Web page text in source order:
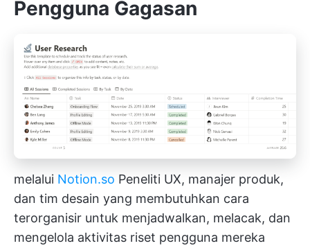
Pengguna Gagasan
melalui Notion.so Peneliti UX, manajer produk,
dan tim desain yang membutuhkan cara
terorganisir untuk menjadwalkan, melacak, dan
mengelola aktivitas riset pengguna mereka